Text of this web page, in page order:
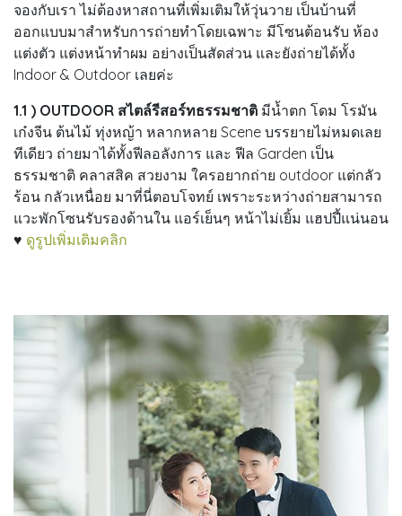
จองกับเรา ไม่ต้องหาสถานที่เพิ่มเติมให้วุ่นวาย เป็นบ้านที่
ออกแบบมาสำหรับการถ่ายทำโดยเฉพาะ มีโซนต้อนรับ ห้อง
แต่งตัว แต่งหน้าทำผม อย่างเป็นสัดส่วน และยังถ่ายได้ทั้ง
Indoor & Outdoor เลยค่ะ
1.1 ) OUTDOOR สไตล์รีสอร์ทธรรมชาติ มีน้ำตก โดม โรมัน
เก๋งจีน ต้นไม้ ทุ่งหญ้า หลากหลาย Scene บรรยายไม่หมดเลย
ทีเดียว ถ่ายมาได้ทั้งฟีลอลังการ และ ฟีล Garden เป็น
ธรรมชาติ คลาสสิค สวยงาม ใครอยากถ่าย outdoor แต่กลัว
ร้อน กลัวเหนื่อย มาที่นี่ตอบโจทย์ เพราะระหว่างถ่ายสามารถ
แวะพักโซนรับรองด้านใน แอร์เย็นๆ หน้าไม่เยิ้ม แฮปปี้แน่นอน
♥ ดูรูปเพิ่มเติมคลิก